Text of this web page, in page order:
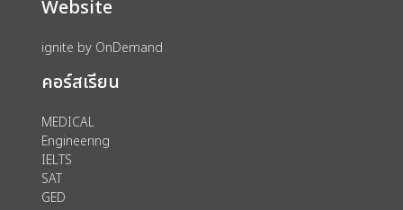
Website
ignite by OnDemand
คอร์สเรียน
MEDICAL
Engineering
IELTS
SAT
GED